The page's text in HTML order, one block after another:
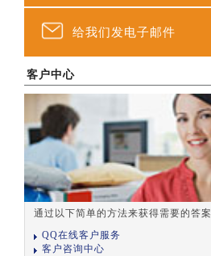
给我们发电子邮件
客户中心
通过以下简单的方法来获得需要的答案
QQ在线客户服务
客户咨询中心